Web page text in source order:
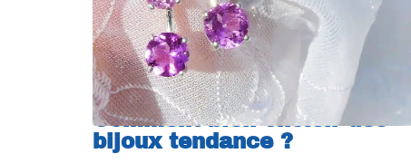
Comment bien choisir des
bijoux tendance ?